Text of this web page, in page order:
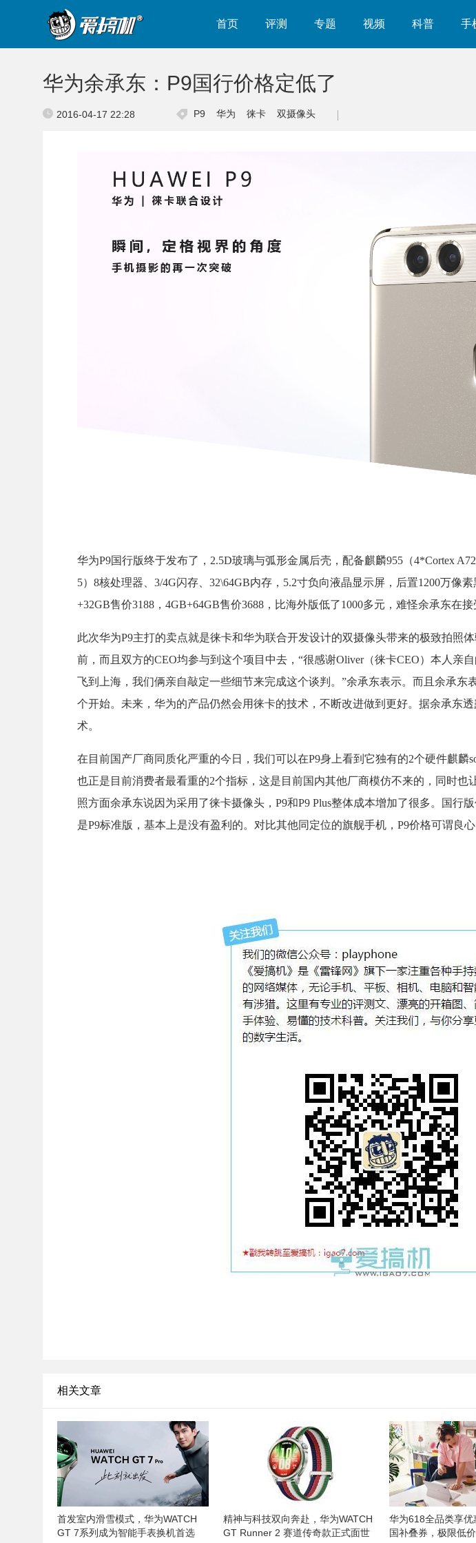
首页 评测 专题 视频 科普 手
华为余承东：P9国行价格定低了
2016-04-17 22:28 P9 华为 徕卡 双摄像头
华为P9国行版终于发布了，2.5D玻璃与弧形金属后壳，配备麒麟955（4*Cortex
5）8核处理器、3/4G闪存、32\64GB内存，5.2寸负向液晶显示屏，后置1200万像
+32GB售价3188，4GB+64GB售价3688，比海外版低了1000多元，难怪余承东在
此次华为P9主打的卖点就是徕卡和华为联合开发设计的双摄像头带来的极致拍照
前，而且双方的CEO均参与到这个项目中去，“很感谢Oliver（徕卡CEO）本人亲
飞到上海，我们俩亲自敲定一些细节来完成这个谈判。”余承东表示。而且余承东
个开始。未来，华为的产品仍然会用徕卡的技术，不断改进做到更好。据余承东
术。
在目前国产厂商同质化严重的今日，我们可以在P9身上看到它独有的2个硬件麒麟
也正是目前消费者最看重的2个指标，这是目前国内其他厂商模仿不来的，同时也
照方面余承东说因为采用了徕卡摄像头，P9和P9 Plus整体成本增加了很多。国行
是P9标准版，基本上是没有盈利的。对比其他同定位的旗舰手机，P9价格可谓良心
相关文章
首发室内滑雪模式，华为WATCH
GT 7系列成为智能手表换机首选
精神与科技双向奔赴，华为WATCH
GT Runner 2 赛道传奇款正式面世
华为618全品类享
国补叠券，极限低